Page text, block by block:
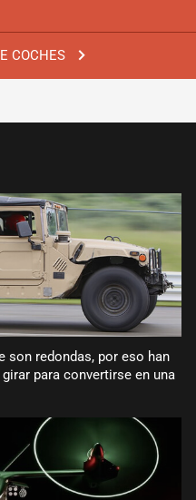
COCHES
son redondas, por eso han
para convertirse en una